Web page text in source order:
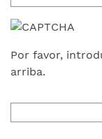
Por favor,
arriba.